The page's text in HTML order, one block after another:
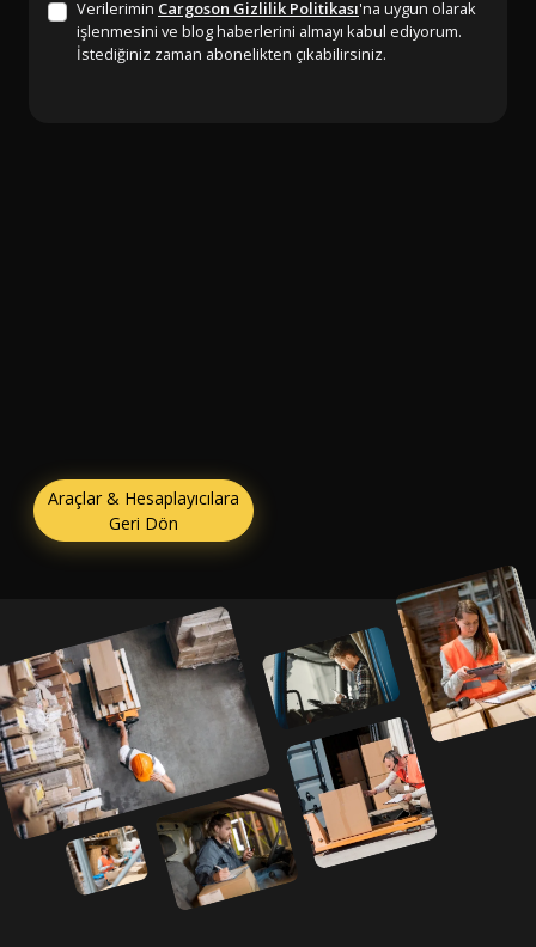
Verilerimin Cargoson Gizlilik Politikası'na uygun olarak
işlenmesini ve blog haberlerini almayı kabul ediyorum.
İstediğiniz zaman abonelikten çıkabilirsiniz.
Araçlar & Hesaplayıcılara
Geri Dön